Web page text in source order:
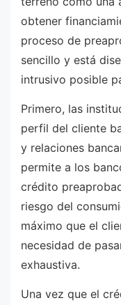
obtener
proceso de
sencillo y está
intrusivo posible
Primero, las
perfil del cliente
y relaciones
permite a los
crédito
riesgo del
máximo que el
necesidad de
exhaustiva.
Una vez que el